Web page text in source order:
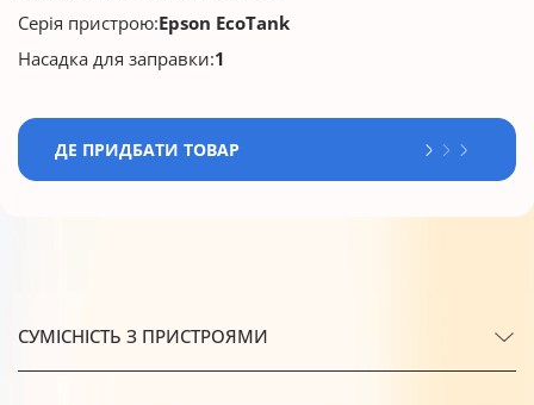
Серія пристрою:Epson EcoTank
Насадка для заправки:1
ДЕ ПРИДБАТИ ТОВАР
СУМІСНІСТЬ З ПРИСТРОЯМИ